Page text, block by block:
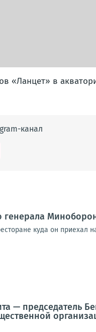
«Ланцет» в
канал
куда он приехал
— председатель